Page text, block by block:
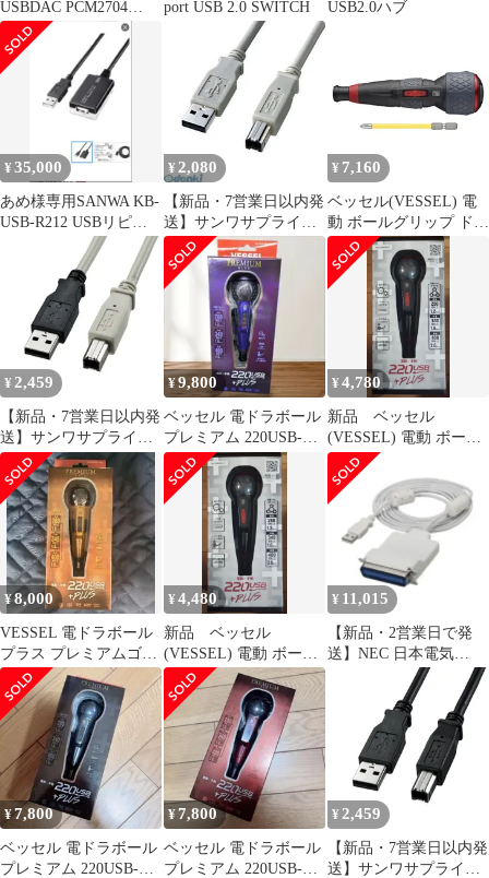
USBDAC PCM2704
UIOTEC USB入力
port USB 2.0 SWITCH USB2.0ハブ
¥35,000
あめ様専用SANWA KB-
USB-R212 USBリピー
ターケーブル 12m
¥ 2,080
【新品・7営業日以内発
送】サンワサプライ
KU20-EC2K エコUSBケ
ーブル KU20EC2K ライ
トグレー SANWA パソ
コン周辺機器 SUPPLY
TypeA TypeB プリンタ
転送【沖縄離島販売不
可】
¥ 7,160
ベッセル(VESSEL) 電
動 ボールグリップ ドラ
イバー プラス 3段階切
替モード ビット1本付
電ドラボールプラス
220USB-P1 0
¥ 2,459
【新品・7営業日以内発
送】サンワサプライ
KU20-2K2 USB2．0ケ
ーブル KU202K2【沖縄
離島販売不可】
¥9,800
ベッセル 電ドラボール
プレミアム 220USB-
P1BL 限定色 ブルー
¥4,780
新品 ベッセル
(VESSEL) 電動 ボール
グリップ 220USB +
PLUS
¥8,000
VESSEL 電ドラボール
プラス プレミアムゴー
ルド 220USB-P1GL
¥4,480
新品 ベッセル
(VESSEL) 電動 ボール
グリップ 220USB +
PLUS
¥ 11,015
【新品・2営業日で発
送】NEC 日本電気
USB-パラレル変換ケー
ブル 2m(PR-NP-U01)
¥7,800
ベッセル 電ドラボール
プレミアム 220USB-
¥7,800
ベッセル 電ドラボール
プレミアム 220USB-
¥ 2,459
【新品・7営業日以内発
送】サンワサプライ